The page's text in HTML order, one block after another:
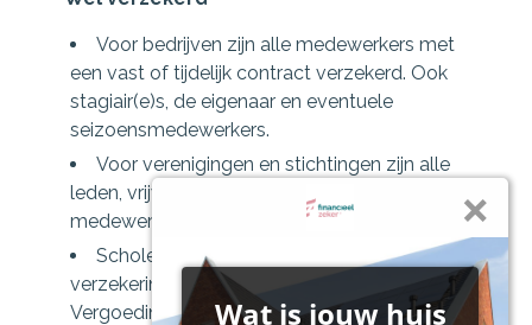
Voor bedrijven zijn alle medewerkers met
een vast of tijdelijk contract verzekerd. Ook
stagiair(e)s, de eigenaar en eventuele
seizoensmedewerkers.
Voor verenigingen en stichtingen zijn alle
leden, vrijwilligers, bestuursleden en
medewerkers verzekerd.
Scholen bieden wij een aanvullende
verzekering voor scholieren tot 21 jaar.
Vergoeding van tandheelkundige kosten tot